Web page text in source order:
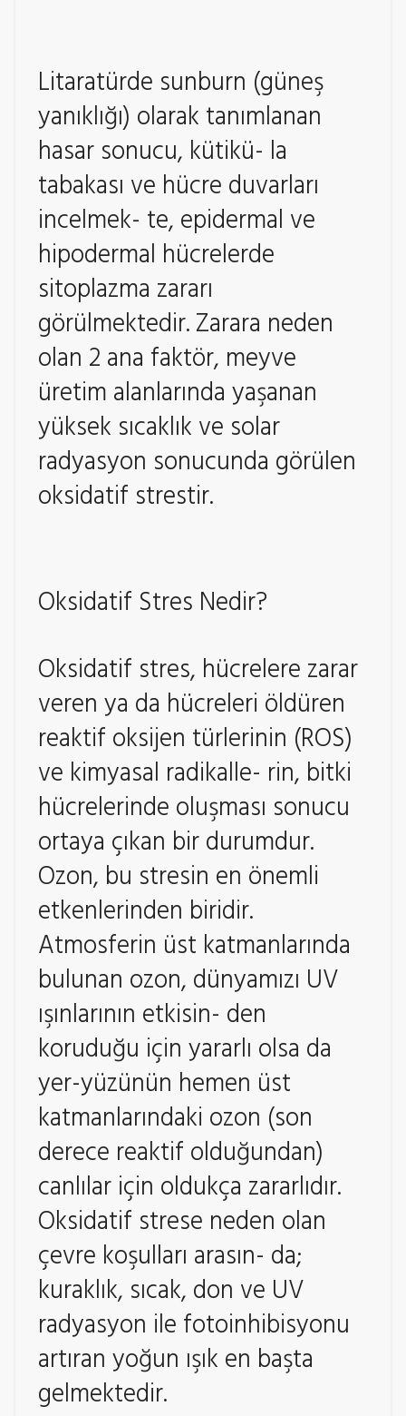
Litaratürde sunburn (güneş
yanıklığı) olarak tanımlanan
hasar sonucu, kütikü- la
tabakası ve hücre duvarları
incelmek- te, epidermal ve
hipodermal hücrelerde
sitoplazma zararı
görülmektedir. Zarara neden
olan 2 ana faktör, meyve
üretim alanlarında yaşanan
yüksek sıcaklık ve solar
radyasyon sonucunda görülen
oksidatif strestir.
Oksidatif Stres Nedir?
Oksidatif stres, hücrelere zarar
veren ya da hücreleri öldüren
reaktif oksijen türlerinin (ROS)
ve kimyasal radikalle- rin, bitki
hücrelerinde oluşması sonucu
ortaya çıkan bir durumdur.
Ozon, bu stresin en önemli
etkenlerinden biridir.
Atmosferin üst katmanlarında
bulunan ozon, dünyamızı UV
ışınlarının etkisin- den
koruduğu için yararlı olsa da
yer-yüzünün hemen üst
katmanlarındaki ozon (son
derece reaktif olduğundan)
canlılar için oldukça zararlıdır.
Oksidatif strese neden olan
çevre koşulları arasın- da;
kuraklık, sıcak, don ve UV
radyasyon ile fotoinhibisyonu
artıran yoğun ışık en başta
gelmektedir.